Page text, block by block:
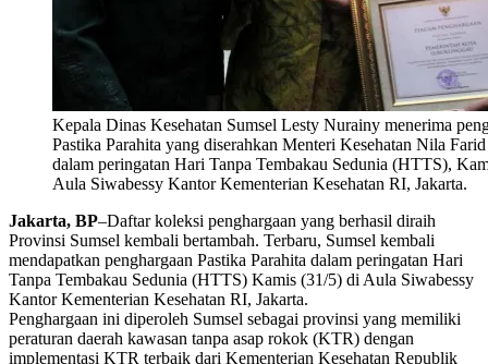
Kepala Dinas Kesehatan Sumsel Lesty Nurainy menerima
Pastika Parahita yang diserahkan Menteri Kesehatan Nila
dalam peringatan Hari Tanpa Tembakau Sedunia (HTTS),
Aula Siwabessy Kantor Kementerian Kesehatan RI, Jakarta.
Jakarta, BP–Daftar koleksi penghargaan yang berhasil diraih
Provinsi Sumsel kembali bertambah. Terbaru, Sumsel kembali
mendapatkan penghargaan Pastika Parahita dalam peringatan Hari
Tanpa Tembakau Sedunia (HTTS) Kamis (31/5) di Aula Siwabessy
Kantor Kementerian Kesehatan RI, Jakarta.
Penghargaan ini diperoleh Sumsel sebagai provinsi yang memiliki
peraturan daerah kawasan tanpa asap rokok (KTR) dengan
implementasi KTR terbaik dari Kementerian Kesehatan Republik